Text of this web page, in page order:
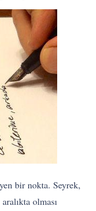
bir nokta. Seyrek,
olması